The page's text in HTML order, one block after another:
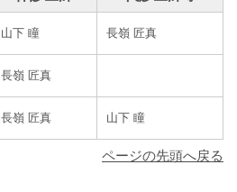
山下 瞳 長嶺 匠真
長嶺 匠真
長嶺 匠真 山下 瞳
ページの先頭へ戻る